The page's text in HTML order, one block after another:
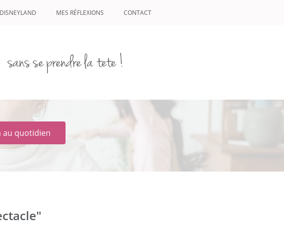
DISNEYLAND MES RÉFLEXIONS CONTACT
sans se prendre la tete !
au quotidien